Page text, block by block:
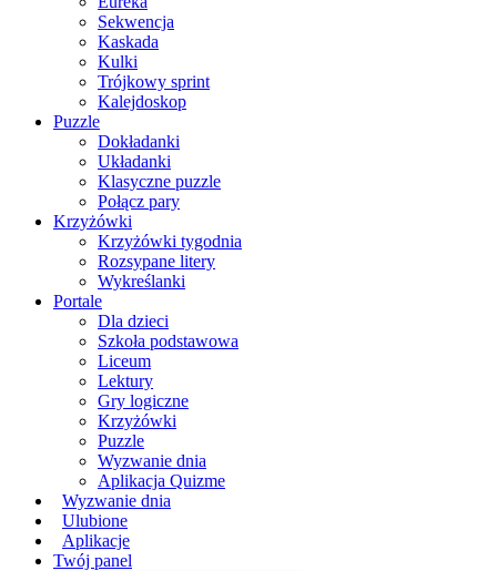
Sekwencja
Kaskada
Kulki
Trójkowy sprint
Kalejdoskop
Puzzle
Dokładanki
Układanki
Klasyczne puzzle
Połącz pary
Krzyżówki
Krzyżówki tygodnia
Rozsypane litery
Wykreślanki
Portale
Dla dzieci
Szkoła podstawowa
Liceum
Lektury
Gry logiczne
Krzyżówki
Puzzle
Wyzwanie dnia
Aplikacja Quizme
Wyzwanie dnia
Ulubione
Aplikacje
Twój panel